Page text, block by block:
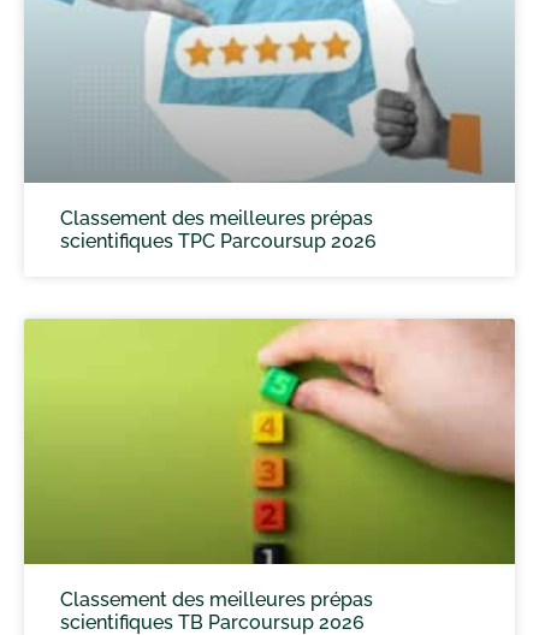
Classement des meilleures prépas
scientifiques TPC Parcoursup 2026
Classement des meilleures prépas
scientifiques TB Parcoursup 2026